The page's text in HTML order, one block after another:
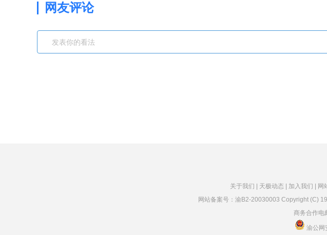
网友评论
关于我们 | 天极动态 | 加入我们 | 网
网站备案号： 渝B2-20030003 Copyright (C)
商务合作电
渝公网